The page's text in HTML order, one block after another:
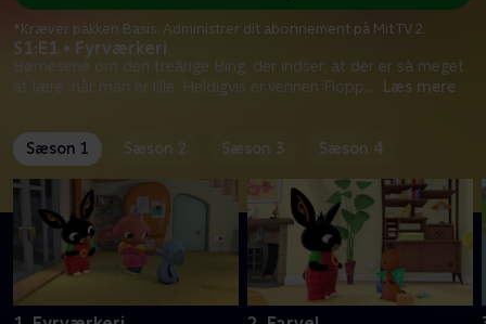
S1:E1 • Fyrværkeri
Børneserie om den treårige Bing, der indser, at der er så meget
at lære, når man er lille. Heldigvis er vennen Flopp... Læs mere
*Kræver pakken Basis. Administrer dit abonnement på Mit TV 2.
Sæson 1 Sæson 2 Sæson 3 Sæson 4